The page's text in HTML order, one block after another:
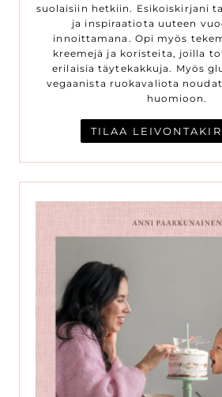
suolaisiin hetkiin. Esikoiskirjani
ja inspiraatiota uuteen
innoittamana. Opi myös
kreemejä ja koristeita, joilla
erilaisia täytekakkuja. Myös
vegaanista ruokavaliota
huomioon.
TILAA